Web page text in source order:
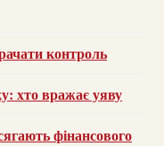
контроль
хто вражає уяву
фінансового